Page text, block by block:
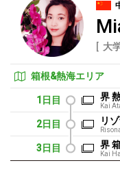
大
箱根&熱海エリア
1日目 界
Kai
2日目 リ
3日目 界
Kai